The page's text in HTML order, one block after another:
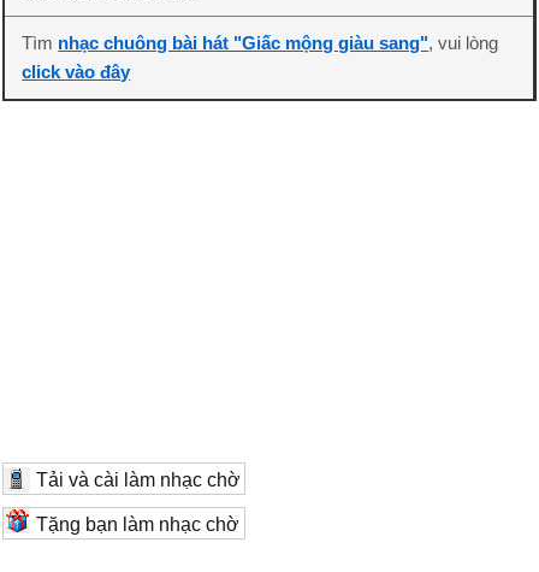
Tìm nhạc chuông bài hát "Giấc mộng giàu sang", vui lòng
click vào đây
Tải và cài làm nhạc chờ
Tặng bạn làm nhạc chờ